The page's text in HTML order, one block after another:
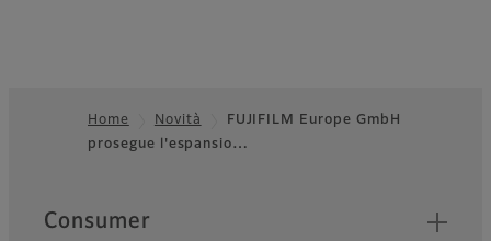
Footer
Home Novità
FUJIFILM Europe GmbH
prosegue l'espansio…
Quick Links
Consumer